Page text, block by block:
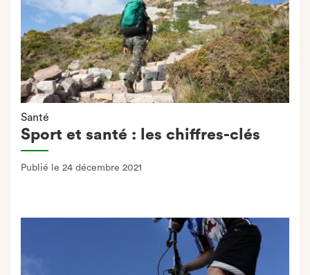
Santé
Sport et santé : les chiffres-clés
Publié le 24 décembre 2021